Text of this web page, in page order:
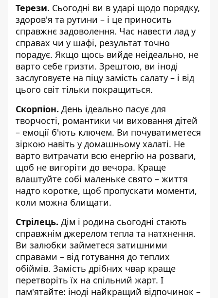
Терези. Сьогодні ви в ударі щодо порядку,
здоров'я та рутини – і це приносить
справжнє задоволення. Час навести лад у
справах чи у шафі, результат точно
порадує. Якщо щось вийде неідеально, не
варто себе гризти. Зрештою, ви іноді
заслуговуєте на піцу замість салату – і від
цього світ тільки покращиться.
Скорпіон. День ідеально пасує для
творчості, романтики чи виховання дітей
– емоції б'ють ключем. Ви почуватиметеся
зіркою навіть у домашньому халаті. Не
варто витрачати всю енергію на розваги,
щоб не вигоріти до вечора. Краще
влаштуйте собі маленьке свято – життя
надто коротке, щоб пропускати моменти,
коли можна блищати.
Стрілець. Дім і родина сьогодні стають
справжнім джерелом тепла та натхнення.
Ви залюбки займетеся затишними
справами – від готування до теплих
обіймів. Замість дрібних чвар краще
перетворіть їх на спільний жарт. І
пам'ятайте: іноді найкращий відпочинок –